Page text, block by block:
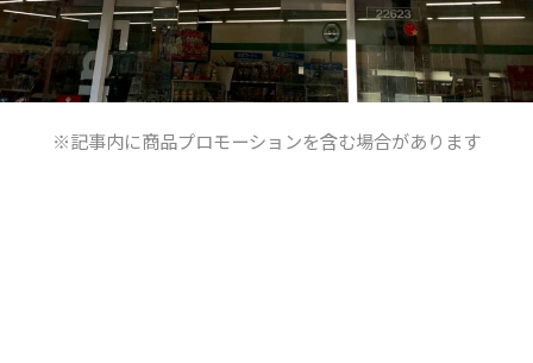
※記事内に商品プロモーションを含む場合があります